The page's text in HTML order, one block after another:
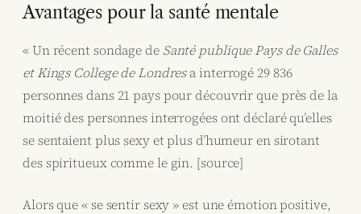
Avantages pour la santé mentale
« Un récent sondage de Santé publique Pays de Galles
et Kings College de Londresa interrogé 29 836
personnes dans 21 pays pour découvrir que près de la
moitié des personnes interrogées ont déclaré qu’elles
se sentaient plus sexy et plus d’humeur en sirotant
des spiritueux comme le gin. [source]
Alors que « se sentir sexy » est une émotion positive,